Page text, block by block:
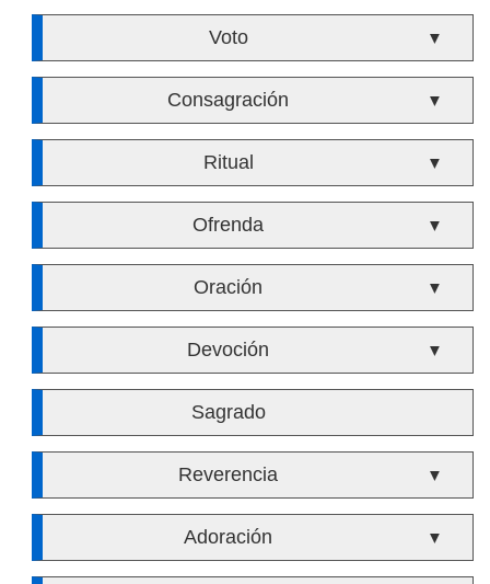
Voto ▼
Consagración ▼
Ritual ▼
Ofrenda ▼
Oración ▼
Devoción ▼
Sagrado
Reverencia ▼
Adoración ▼